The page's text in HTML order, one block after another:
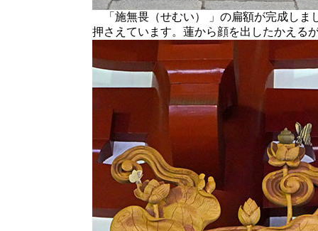
「施無畏（せむい） 」の扁額が完成しま
押さえています。蓮から顔を出したかえる